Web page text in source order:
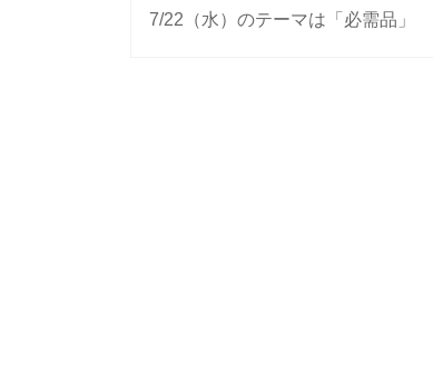
7/22（水）のテーマは「必需品」